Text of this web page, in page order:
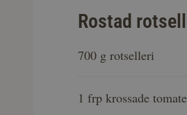
Rostad
700 g rotselleri
1 frp krossade